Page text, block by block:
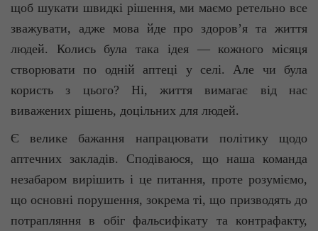
щоб шукати швидкі рішення, ми маємо ретельно все
зважувати, адже мова йде про здоров’я та життя
людей. Колись була така ідея — кожного місяця
створювати по одній аптеці у селі. Але чи була
користь з цього? Ні, життя вимагає від нас
виважених рішень, доцільних для людей.
Є велике бажання напрацювати політику щодо
аптечних закладів. Сподіваюся, що наша команда
незабаром вирішить і це питання, проте розуміємо,
що основні порушення, зокрема ті, що призводять до
потрапляння в обіг фальсифікату та контрафакту,